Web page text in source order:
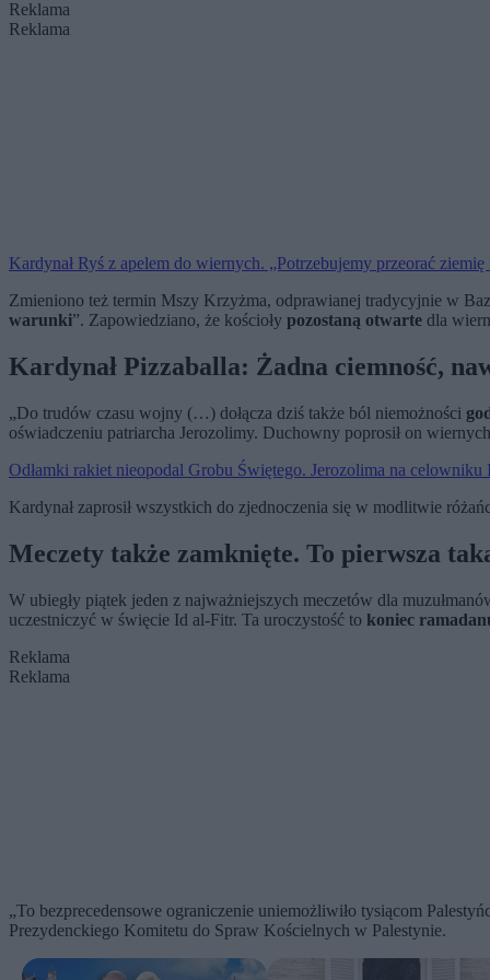
Reklama
Reklama
Kardynał Ryś z apelem do wiernych. „Potrzebujemy przeorać
Zmieniono też termin Mszy Krzyżma, odprawianej tradycyjnie w
warunki”. Zapowiedziano, że kościoły pozostaną otwarte dla
Kardynał Pizzaballa: Żadna ciemność,
„Do trudów czasu wojny (…) dołącza dziś także ból niemożności
oświadczeniu patriarcha Jerozolimy. Duchowny poprosił on
Odłamki rakiet nieopodal Grobu Świętego. Jerozolima na celowniku
Kardynał zaprosił wszystkich do zjednoczenia się w modlitwie
Meczety także zamknięte. To pierwsza
W ubiegły piątek jeden z najważniejszych meczetów dla
uczestniczyć w święcie Id al-Fitr. Ta uroczystość to koniec
Reklama
Reklama
„To bezprecedensowe ograniczenie uniemożliwiło tysiącom
Prezydenckiego Komitetu do Spraw Kościelnych w Palestynie.